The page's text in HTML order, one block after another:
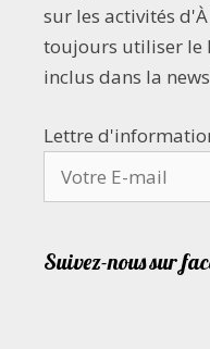
sur les activités
toujours utiliser le
inclus dans la
Lettre
Suivez-nous sur